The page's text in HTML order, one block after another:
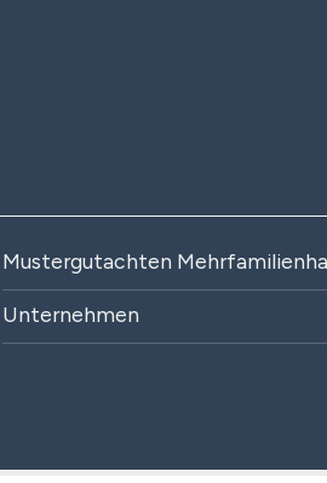
Mustergutachten
Unternehmen